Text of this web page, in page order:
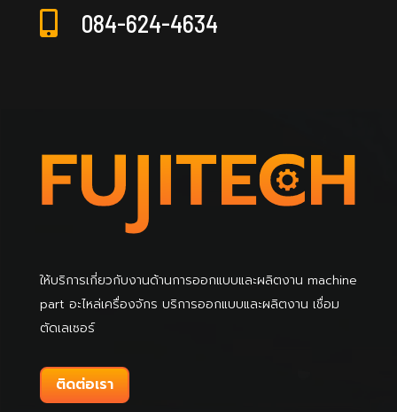
 084-624-4634
ให้บริการเกี่ยวกับงานด้านการออกแบบและผลิตงาน machine
part อะไหล่เครื่องจักร บริการออกแบบและผลิตงาน เชื่อม
ตัดเลเซอร์
ติดต่อเรา